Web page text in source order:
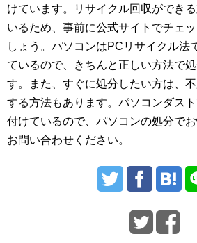
けています。リサイクル回収ができ
いるため、事前に公式サイトでチェ
しょう。パソコンはPCリサイクル法
ているので、きちんと正しい方法で
す。また、すぐに処分したい方は、
する方法もあります。パソコンダス
付けているので、パソコンの処分で
お問い合わせください。